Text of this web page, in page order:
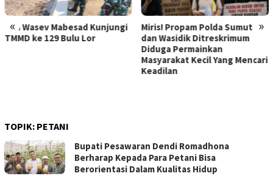
« »
Mabesad Kunjungi
ke 129 Bulu Lor
Miris! Propam Polda Sumut
dan Wasidik Ditreskrimum
Diduga Permainkan
Masyarakat Kecil Yang Mencari
Keadilan
TOPIK: PETANI
Bupati Pesawaran Dendi Romadhona
Berharap Kepada Para Petani Bisa
Berorientasi Dalam Kualitas Hidup